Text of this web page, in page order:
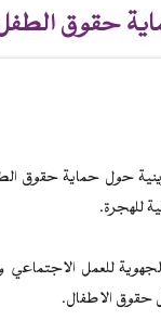
حقوق الطفل
حول حماية حقوق
للهجرة.
للعمل
حقوق الاطفال.